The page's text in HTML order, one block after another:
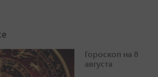
Гороскоп на 8
августа